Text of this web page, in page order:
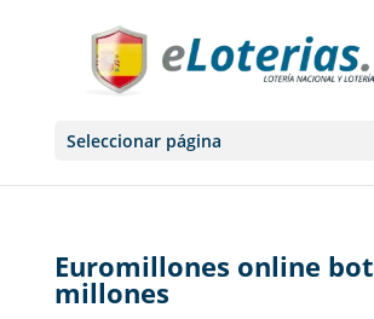
Seleccionar página
Euromillones online
millones